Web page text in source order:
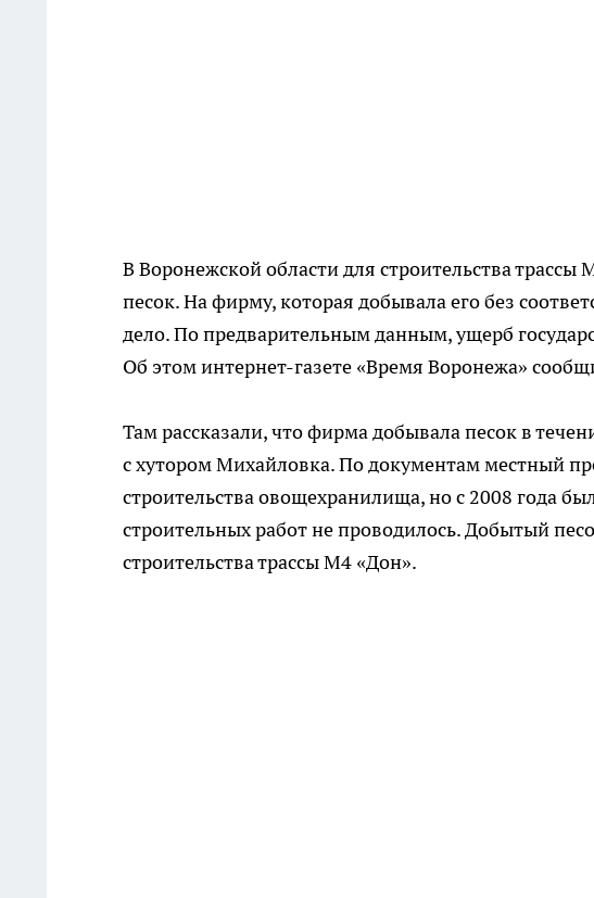
В Воронежской области для строительства
песок. На фирму, которая добывала его без
дело. По предварительным данным, ущерб
Об этоминтернет-газете «Время Воронежа»
Там рассказали, что фирма добывала песок в
с хутором Михайловка. По документам местный
строительства овощехранилища, но с 2008 года
строительных работ не проводилось. Добытый
строительства трассы М4 «Дон».